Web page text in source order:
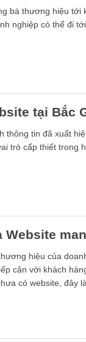
bá thương hiệu tới
nghiệp có thể đi
tại Bắc
thông tin đã xuất
trò cấp thiết trong
hiệu của
cận với khách
có website, đây